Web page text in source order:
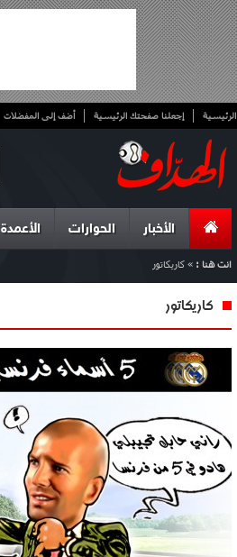
الرئيسية إجعلنا صفحتك الرئيسية أضف إلى المفضلات
الأخبار الحوارات الأعمدة
انت هنا : » كاريكاتور
كاريكاتور